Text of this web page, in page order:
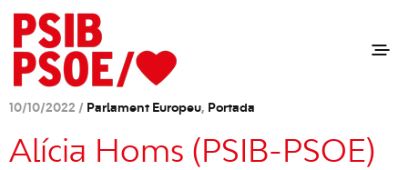
10/10/2022 / Parlament Europeu, Portada
Alícia Homs (PSIB-PSOE)